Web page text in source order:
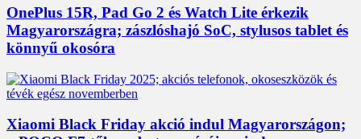
OnePlus 15R, Pad Go 2 és Watch Lite érkezik
Magyarországra; zászlóshajó SoC, stylusos tablet és
könnyű okosóra
Xiaomi Black Friday akció indul Magyarországon;